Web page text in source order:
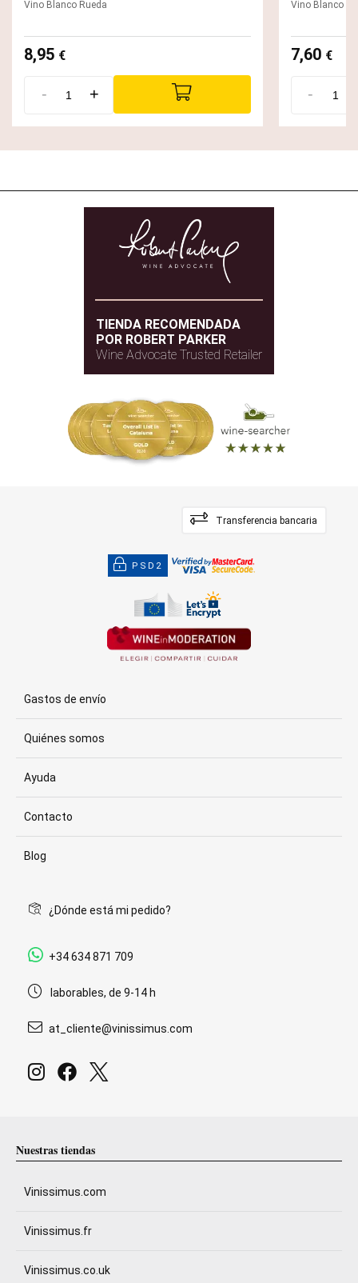
Vino Blanco Rueda
8,95 €
- +
Vino Blanco
7,60 €
-
TIENDA RECOMENDADA
POR ROBERT PARKER
Wine Advocate Trusted Retailer
Transferencia bancaria
PSD2
Gastos de envío
Quiénes somos
Ayuda
Contacto
Blog
¿Dónde está mi pedido?
+34 634 871 709
laborables, de 9-14 h
at_cliente@vinissimus.com
Nuestras tiendas
Vinissimus.com
Vinissimus.fr
Vinissimus.co.uk